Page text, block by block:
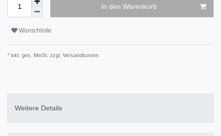
In den Warenkorb
Wunschliste
* inkl. ges. MwSt. zzgl. Versandkosten
Weitere Details